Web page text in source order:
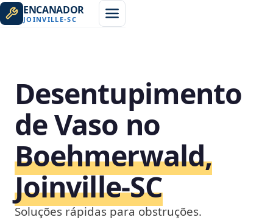
ENCANADOR
JOINVILLE-SC
Desentupimento
de Vaso no
Boehmerwald,
Joinville‑SC
Soluções rápidas para obstruções.